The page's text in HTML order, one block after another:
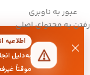
عبور به ناوبری
رفتن به محتوای اصلی
اطلاعیه
به‌دلیل
موقتاً